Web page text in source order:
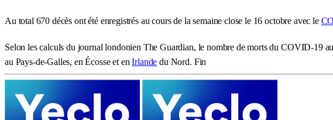
Au total 670 décès ont été enregistrés au cours de la semaine close le 16 octobre avec le
Selon les calculs du journal londonien The Guardian, le nombre de morts du COVID-19
au Pays-de-Galles, en Écosse et enIrlande du Nord. Fin